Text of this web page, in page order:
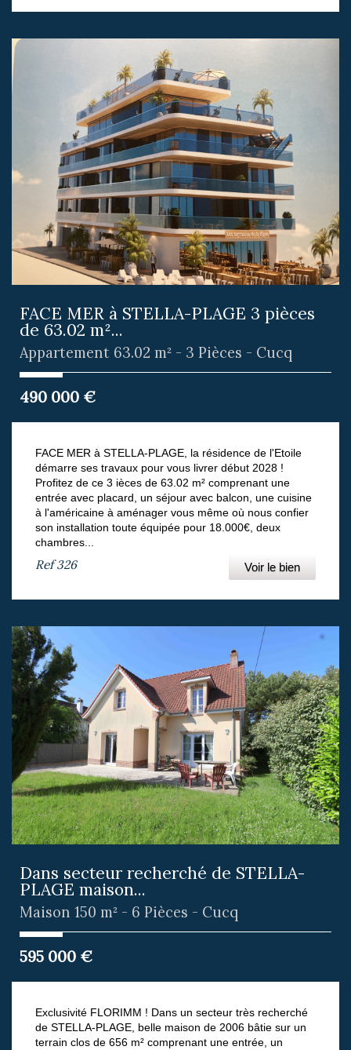
FACE MER à STELLA-PLAGE 3 pièces
de 63.02 m²...
Appartement 63.02 m² - 3 Pièces - Cucq
490 000 €
FACE MER à STELLA-PLAGE, la résidence de l'Etoile
démarre ses travaux pour vous livrer début 2028 !
Profitez de ce 3 ièces de 63.02 m² comprenant une
entrée avec placard, un séjour avec balcon, une cuisine
à l'américaine à aménager vous même où nous confier
son installation toute équipée pour 18.000€, deux
chambres...
Ref326 Voir le bien
Dans secteur recherché de STELLA-
PLAGE maison...
Maison 150 m² - 6 Pièces - Cucq
595 000 €
Exclusivité FLORIMM ! Dans un secteur très recherché
de STELLA-PLAGE, belle maison de 2006 bâtie sur un
terrain clos de 656 m² comprenant une entrée, un